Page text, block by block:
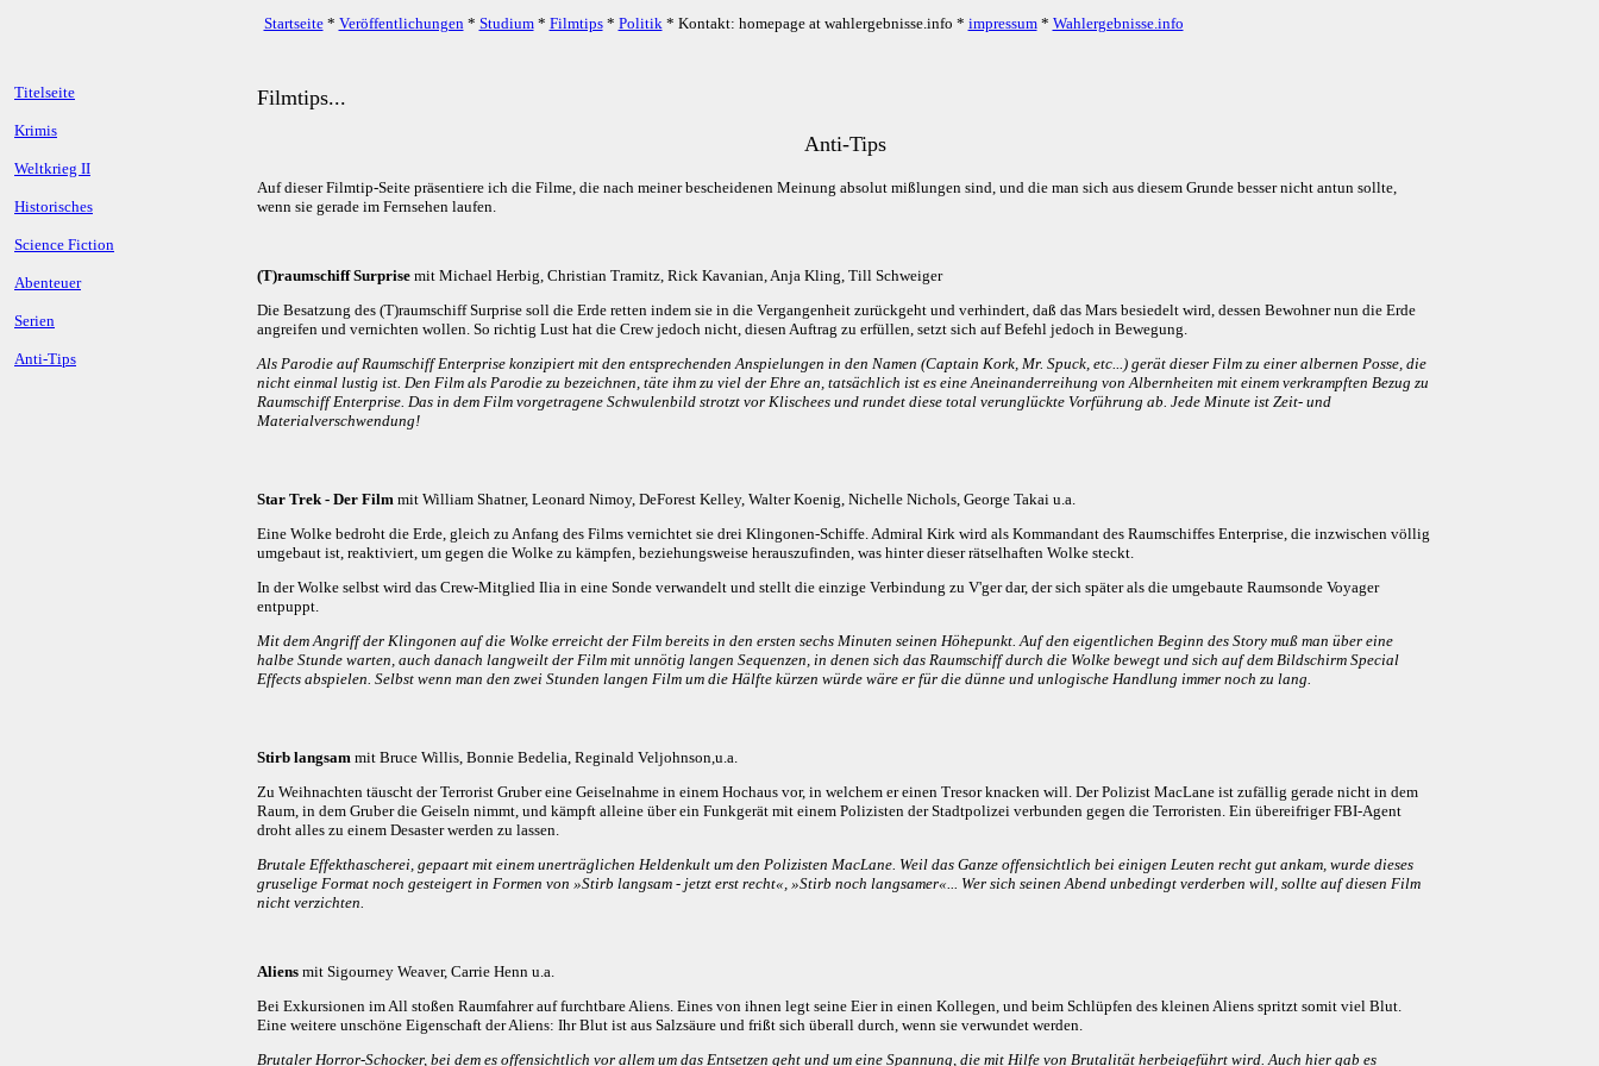
Startseite* Veröffentlichungen* Studium* Filmtips* Politik* Kontakt: homepage at wahlergebnisse.info * impressum* Wahlergebnisse.info
Titelseite
Krimis
Weltkrieg II
Historisches
Science Fiction
Abenteuer
Serien
Anti-Tips
Filmtips...
Anti-Tips
Auf dieser Filmtip-Seite präsentiere ich die Filme, die nach meiner bescheidenen Meinung absolut mißlungen sind, und die man sich aus diesem Grunde besser nicht antun sollte,
wenn sie gerade im Fernsehen laufen.
(T)raumschiff Surprise mit Michael Herbig, Christian Tramitz, Rick Kavanian, Anja Kling, Till Schweiger
Die Besatzung des (T)raumschiff Surprise soll die Erde retten indem sie in die Vergangenheit zurückgeht und verhindert, daß das Mars besiedelt wird, dessen Bewohner nun die Erde
angreifen und vernichten wollen. So richtig Lust hat die Crew jedoch nicht, diesen Auftrag zu erfüllen, setzt sich auf Befehl jedoch in Bewegung.
Als Parodie auf Raumschiff Enterprise konzipiert mit den entsprechenden Anspielungen in den Namen (Captain Kork, Mr. Spuck, etc...) gerät dieser Film zu einer albernen Posse, die
nicht einmal lustig ist. Den Film als Parodie zu bezeichnen, täte ihm zu viel der Ehre an, tatsächlich ist es eine Aneinanderreihung von Albernheiten mit einem verkrampften Bezug zu
Raumschiff Enterprise. Das in dem Film vorgetragene Schwulenbild strotzt vor Klischees und rundet diese total verunglückte Vorführung ab. Jede Minute ist Zeit- und
Materialverschwendung!
Star Trek - Der Film mit William Shatner, Leonard Nimoy, DeForest Kelley, Walter Koenig, Nichelle Nichols, George Takai u.a.
Eine Wolke bedroht die Erde, gleich zu Anfang des Films vernichtet sie drei Klingonen-Schiffe. Admiral Kirk wird als Kommandant des Raumschiffes Enterprise, die inzwischen völlig
umgebaut ist, reaktiviert, um gegen die Wolke zu kämpfen, beziehungsweise herauszufinden, was hinter dieser rätselhaften Wolke steckt.
In der Wolke selbst wird das Crew-Mitglied Ilia in eine Sonde verwandelt und stellt die einzige Verbindung zu V'ger dar, der sich später als die umgebaute Raumsonde Voyager
entpuppt.
Mit dem Angriff der Klingonen auf die Wolke erreicht der Film bereits in den ersten sechs Minuten seinen Höhepunkt. Auf den eigentlichen Beginn des Story muß man über eine
halbe Stunde warten, auch danach langweilt der Film mit unnötig langen Sequenzen, in denen sich das Raumschiff durch die Wolke bewegt und sich auf dem Bildschirm Special
Effects abspielen. Selbst wenn man den zwei Stunden langen Film um die Hälfte kürzen würde wäre er für die dünne und unlogische Handlung immer noch zu lang.
Stirb langsam mit Bruce Willis, Bonnie Bedelia, Reginald Veljohnson,u.a.
Zu Weihnachten täuscht der Terrorist Gruber eine Geiselnahme in einem Hochaus vor, in welchem er einen Tresor knacken will. Der Polizist MacLane ist zufällig gerade nicht in dem
Raum, in dem Gruber die Geiseln nimmt, und kämpft alleine über ein Funkgerät mit einem Polizisten der Stadtpolizei verbunden gegen die Terroristen. Ein übereifriger FBI-Agent
droht alles zu einem Desaster werden zu lassen.
Brutale Effekthascherei, gepaart mit einem unerträglichen Heldenkult um den Polizisten MacLane. Weil das Ganze offensichtlich bei einigen Leuten recht gut ankam, wurde dieses
gruselige Format noch gesteigert in Formen von »Stirb langsam - jetzt erst recht«, »Stirb noch langsamer«... Wer sich seinen Abend unbedingt verderben will, sollte auf diesen Film
nicht verzichten.
Aliens mit Sigourney Weaver, Carrie Henn u.a.
Bei Exkursionen im All stoßen Raumfahrer auf furchtbare Aliens. Eines von ihnen legt seine Eier in einen Kollegen, und beim Schlüpfen des kleinen Aliens spritzt somit viel Blut.
Eine weitere unschöne Eigenschaft der Aliens: Ihr Blut ist aus Salzsäure und frißt sich überall durch, wenn sie verwundet werden.
Brutaler Horror-Schocker, bei dem es offensichtlich vor allem um das Entsetzen geht und um eine Spannung, die mit Hilfe von Brutalität herbeigeführt wird. Auch hier gab es